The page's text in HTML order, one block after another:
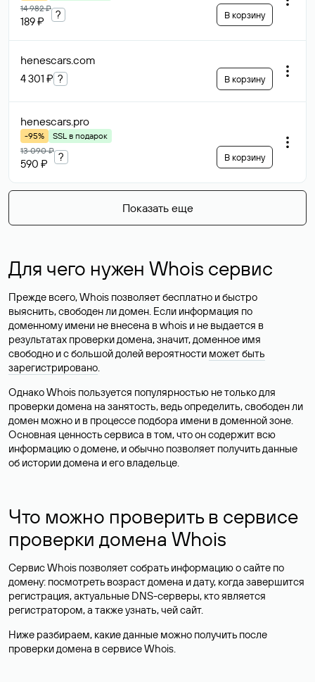
14 982 ₽
189 ₽
? В корзину
henescars.com
4 301 ₽ ? В корзину
henescars.pro
-95%
SSL в подарок
13 090 ₽
590 ₽
? В корзину
Показать еще
Для чего нужен Whois сервис
Прежде всего, Whois позволяет бесплатно и быстро
выяснить, свободен ли домен. Если информация по
доменному имени не внесена в whois и не выдается в
результатах проверки домена, значит, доменное имя
свободно и с большой долей вероятности может быть
зарегистрировано.
Однако Whois пользуется популярностью не только для
проверки домена на занятость, ведь определить, свободен ли
домен можно и в процессе подбора имени в доменной зоне.
Основная ценность сервиса в том, что он содержит всю
информацию о домене, и обычно позволяет получить данные
об истории домена и его владельце.
Что можно проверить в сервисе
проверки домена Whois
Сервис Whois позволяет собрать информацию о сайте по
домену: посмотреть возраст домена и дату, когда завершится
регистрация, актуальные DNS-серверы, кто является
регистратором, а также узнать, чей сайт.
Ниже разбираем, какие данные можно получить после
проверки домена в сервисе Whois.